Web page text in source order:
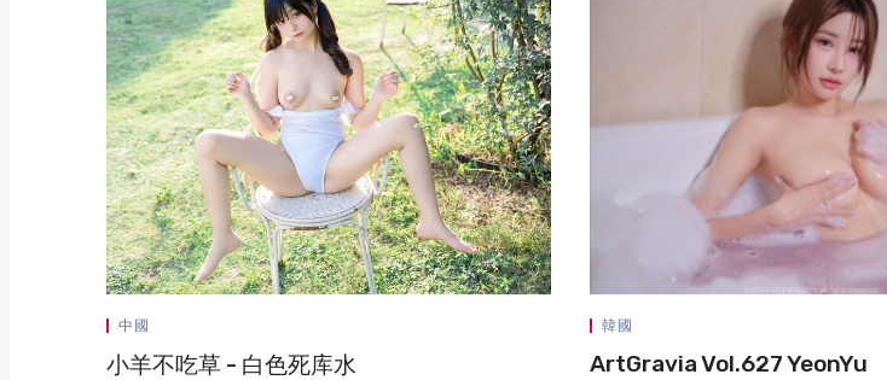
中國
小羊不吃草 - 白色死库水
韓國
ArtGravia Vol.627 YeonYu